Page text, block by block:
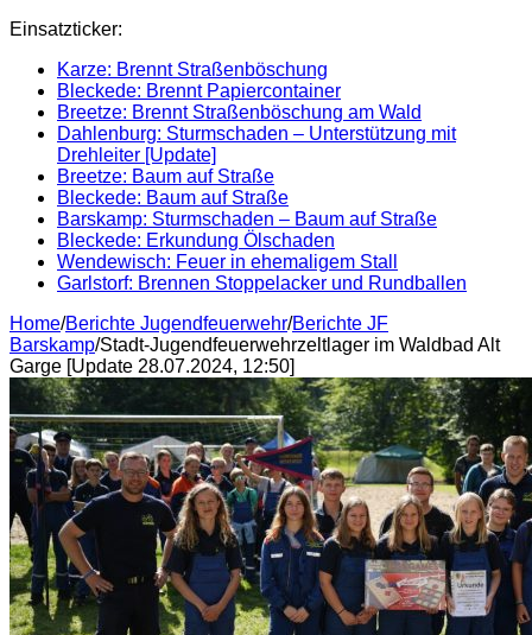
Einsatzticker:
Karze: Brennt Straßenböschung
Bleckede: Brennt Papiercontainer
Breetze: Brennt Straßenböschung am Wald
Dahlenburg: Sturmschaden – Unterstützung mit
Drehleiter [Update]
Breetze: Baum auf Straße
Bleckede: Baum auf Straße
Barskamp: Sturmschaden – Baum auf Straße
Bleckede: Erkundung Ölschaden
Wendewisch: Feuer in ehemaligem Stall
Garlstorf: Brennen Stoppelacker und Rundballen
Home/Berichte Jugendfeuerwehr/Berichte JF
Barskamp/Stadt-Jugendfeuerwehrzeltlager im Waldbad Alt
Garge [Update 28.07.2024, 12:50]